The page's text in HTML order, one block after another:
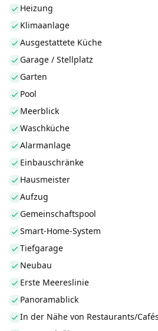
Heizung
Klimaanlage
Ausgestattete Küche
Garage / Stellplatz
Garten
Pool
Meerblick
Waschküche
Alarmanlage
Einbauschränke
Hausmeister
Aufzug
Gemeinschaftspool
Smart-Home-System
Tiefgarage
Neubau
Erste Meereslinie
Panoramablick
In der Nähe von Restaurants/